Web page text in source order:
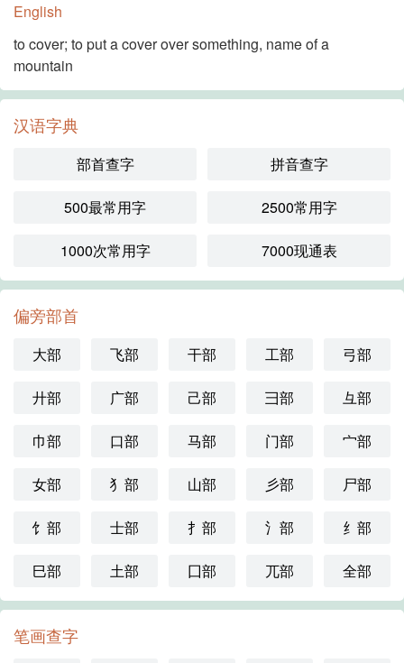
English
to cover; to put a cover over something, name of a
mountain
汉语字典
部首查字 拼音查字
500最常用字 2500常用字
1000次常用字 7000现通表
偏旁部首
大部 飞部 干部 工部 弓部
廾部 广部 己部 彐部 彑部
巾部 口部 马部 门部 宀部
女部 犭部 山部 彡部 尸部
饣部 士部 扌部 氵部 纟部
巳部 土部 囗部 兀部 全部
笔画查字